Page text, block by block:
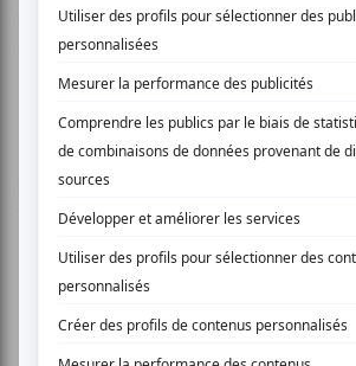
rapaillés (Spectra Musique), Michel
nous présente ses chansons tirées de
éponyme et des nouvelles chansons .
Une soirée, un piano, une guitare, une
parfois trois, des mélodies et des
touchantes qui s'harmonisent pour
www.isabellecyr.com